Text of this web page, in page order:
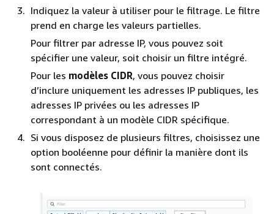
Indiquez la valeur à utiliser pour le filtrage. Le filtre
prend en charge les valeurs partielles.
Pour filtrer par adresse IP, vous pouvez soit
spécifier une valeur, soit choisir un filtre intégré.
Pour les modèles CIDR, vous pouvez choisir
d’inclure uniquement les adresses IP publiques, les
adresses IP privées ou les adresses IP
correspondant à un modèle CIDR spécifique.
Si vous disposez de plusieurs filtres, choisissez une
option booléenne pour définir la manière dont ils
sont connectés.